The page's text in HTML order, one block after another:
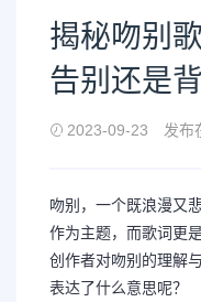
揭秘吻别
告别还是背
2023-09-23 发布
吻别，一个既浪漫又
作为主题，而歌词更
创作者对吻别的理解
表达了什么意思呢？